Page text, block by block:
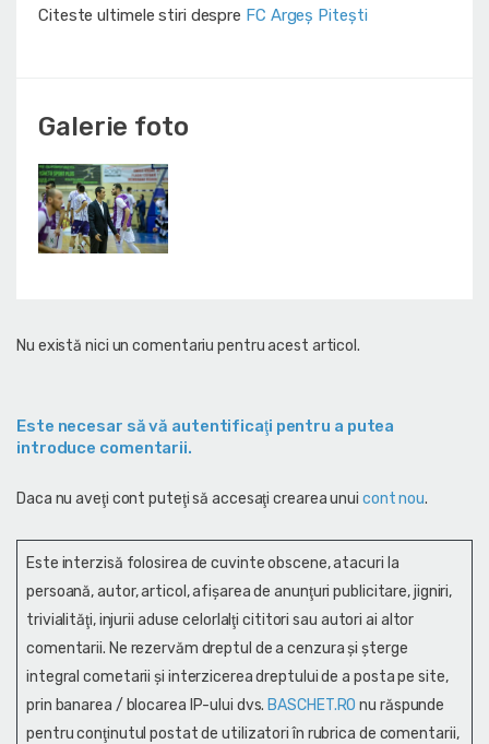
Citeste ultimele stiri despre FC Argeș Pitești
Galerie foto
Nu există nici un comentariu pentru acest articol.
Este necesar să vă autentificaţi pentru a putea
introduce comentarii.
Daca nu aveţi cont puteţi să accesaţi crearea unui cont nou.
Este interzisă folosirea de cuvinte obscene, atacuri la
persoană, autor, articol, afişarea de anunţuri publicitare, jigniri,
trivialităţi, injurii aduse celorlalţi cititori sau autori ai altor
comentarii. Ne rezervăm dreptul de a cenzura și şterge
integral cometarii și interzicerea dreptului de a posta pe site,
prin banarea / blocarea IP-ului dvs. BASCHET.RO nu răspunde
pentru conţinutul postat de utilizatori în rubrica de comentarii,